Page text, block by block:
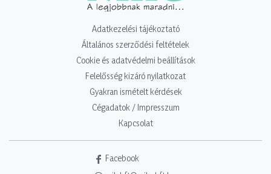
Adatkezelési tájékoztató
Általános szerződési feltételek
Cookie és adatvédelmi beállítások
Felelősség kizáró nyilatkozat
Gyakran ismételt kérdések
Cégadatok / Impresszum
Kapcsolat
Facebook